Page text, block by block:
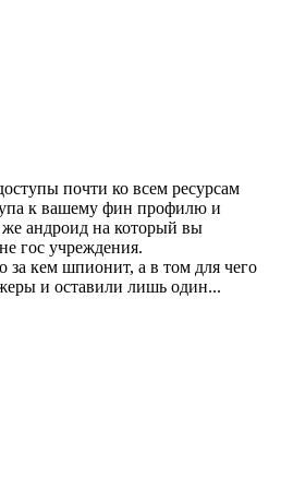
почти ко всем ресурсам
к вашему фин профилю и
андроид на который вы
гос учреждения.
за кем шпионит, а в том для чего
и оставили лишь один...